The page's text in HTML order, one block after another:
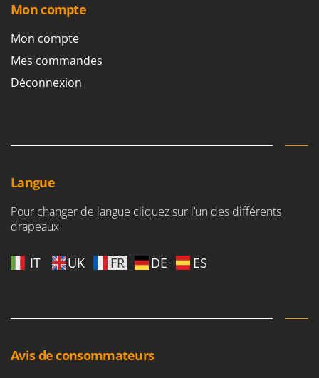
Mon compte
Mon compte
Mes commandes
Déconnexion
Langue
Pour changer de langue cliquez sur l’un des différents
drapeaux
IT UK FR DE ES
Avis de consommateurs